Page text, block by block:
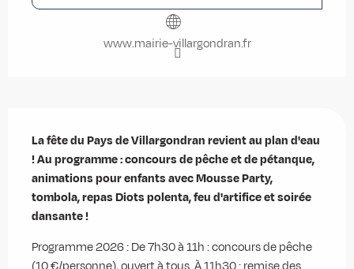
www.mairie-villargondran.fr
La fête du Pays de Villargondran revient au plan d'eau
! Au programme : concours de pêche et de pétanque,
animations pour enfants avec Mousse Party,
tombola, repas Diots polenta, feu d'artifice et soirée
dansante !
Programme 2026 : De 7h30 à 11h : concours de pêche